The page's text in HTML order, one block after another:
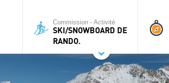
Commission - Activité
SKI/SNOWBOARD DE
RANDO.